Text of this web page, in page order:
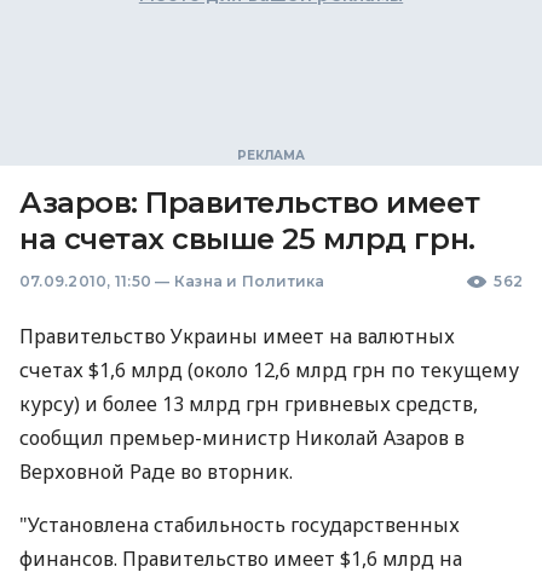
Азаров: Правительство имеет
на счетах свыше 25 млрд грн.
07.09.2010, 11:50 — Казна и Политика 562
Правительство Украины имеет на валютных
счетах $1,6 млрд (около 12,6 млрд грн по текущему
курсу) и более 13 млрд грн гривневых средств,
сообщил премьер-министр Николай Азаров в
Верховной Раде во вторник.
"Установлена стабильность государственных
финансов. Правительство имеет $1,6 млрд на